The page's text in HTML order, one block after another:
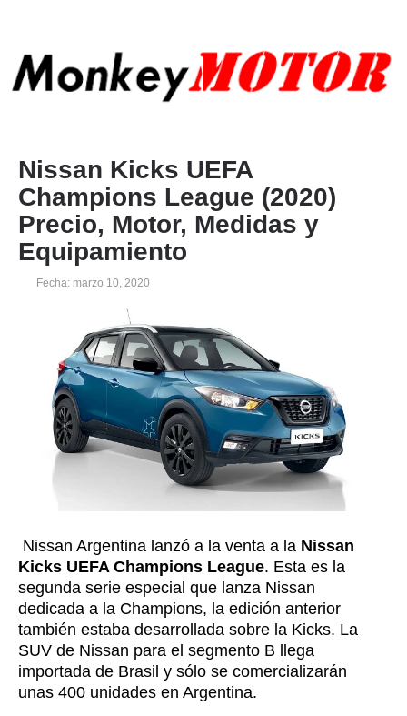
Nissan Kicks UEFA
Champions League (2020)
Precio, Motor, Medidas y
Equipamiento
Fecha: marzo 10, 2020
Nissan Argentina lanzó a la venta a la Nissan
Kicks UEFA Champions League. Esta es la
segunda serie especial que lanza Nissan
dedicada a la Champions, la edición anterior
también estaba desarrollada sobre la Kicks. La
SUV de Nissan para el segmento B llega
importada de Brasil y sólo se comercializarán
unas 400 unidades en Argentina.